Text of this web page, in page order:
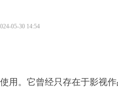
用。它曾经只存在于影视
05-30 14:54